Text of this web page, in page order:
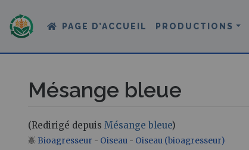
PAGE D’ACCUEIL PRODUCTIONS
Mésange bleue
(Redirigé depuis Mésange bleue)
Aller à :navigation,rechercher
Bioagresseur - Oiseau - Oiseau (bioagresseur)